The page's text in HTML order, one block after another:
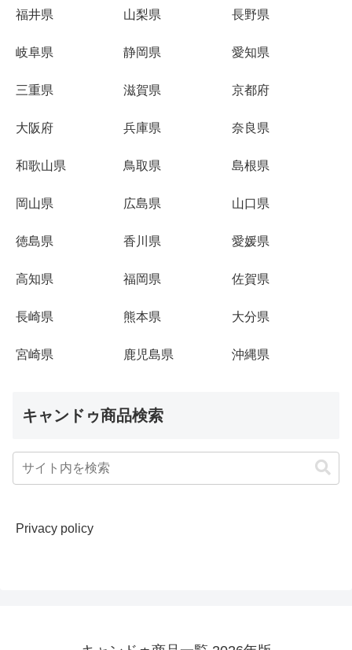
福井県 山梨県 長野県
岐阜県 静岡県 愛知県
三重県 滋賀県 京都府
大阪府 兵庫県 奈良県
和歌山県 鳥取県 島根県
岡山県 広島県 山口県
徳島県 香川県 愛媛県
高知県 福岡県 佐賀県
長崎県 熊本県 大分県
宮崎県 鹿児島県 沖縄県
キャンドゥ商品検索
Privacy policy